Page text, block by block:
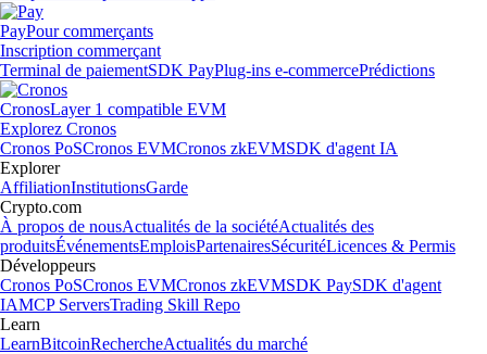
PayPour commerçants
Inscription commerçant
Terminal de paiementSDK PayPlug-ins e-commercePrédictions
CronosLayer 1 compatible EVM
Explorez Cronos
Cronos PoSCronos EVMCronos zkEVMSDK d'agent IA
Explorer
AffiliationInstitutionsGarde
Crypto.com
À propos de nousActualités de la sociétéActualités des
produitsÉvénementsEmploisPartenairesSécuritéLicences & Permis
Développeurs
Cronos PoSCronos EVMCronos zkEVMSDK PaySDK d'agent
IAMCP ServersTrading Skill Repo
Learn
LearnBitcoinRechercheActualités du marché